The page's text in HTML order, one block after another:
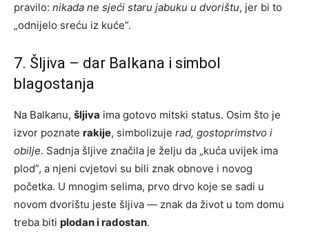
pravilo: nikada ne sjeći staru jabuku u dvorištu, jer bi to
„odnijelo sreću iz kuće”.
7. Šljiva – dar Balkana i simbol
blagostanja
Na Balkanu, šljiva ima gotovo mitski status. Osim što je
izvor poznate rakije, simbolizuje rad, gostoprimstvo i
obilje. Sadnja šljive značila je želju da „kuća uvijek ima
plod”, a njeni cvjetovi su bili znak obnove i novog
početka. U mnogim selima, prvo drvo koje se sadi u
novom dvorištu jeste šljiva — znak da život u tom domu
treba biti plodan i radostan.